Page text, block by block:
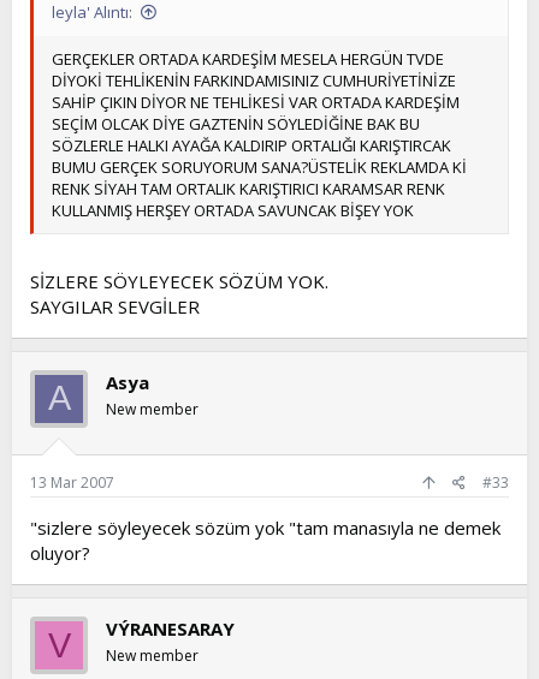
leyla' Alıntı:
GERÇEKLER ORTADA KARDEŞİM MESELA HERGÜN TVDE
DİYOKİ TEHLİKENİN FARKINDAMISINIZ CUMHURİYETİNİZE
SAHİP ÇIKIN DİYOR NE TEHLİKESİ VAR ORTADA KARDEŞİM
SEÇİM OLCAK DİYE GAZTENİN SÖYLEDİĞİNE BAK BU
SÖZLERLE HALKI AYAĞA KALDIRIP ORTALIĞI KARIŞTIRCAK
BUMU GERÇEK SORUYORUM SANA?ÜSTELİK REKLAMDA Kİ
RENK SİYAH TAM ORTALIK KARIŞTIRICI KARAMSAR RENK
KULLANMIŞ HERŞEY ORTADA SAVUNCAK BİŞEY YOK
SİZLERE SÖYLEYECEK SÖZÜM YOK.
SAYGILAR SEVGİLER
A Asya
New member
13 Mar 2007 #33
"sizlere söyleyecek sözüm yok "tam manasıyla ne demek
oluyor?
V VÝRANESARAY
New member